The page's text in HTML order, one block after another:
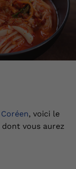
, voici le
vous aurez